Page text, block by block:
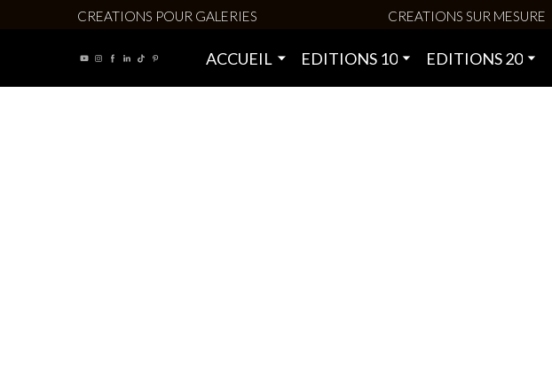
CREATIONS POUR GALERIES CREATIONS SUR MESURE
ACCUEIL EDITIONS 10 EDITIONS 20